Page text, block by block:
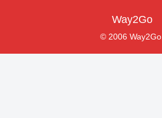
Way2Go
© 2006 Way2Go.